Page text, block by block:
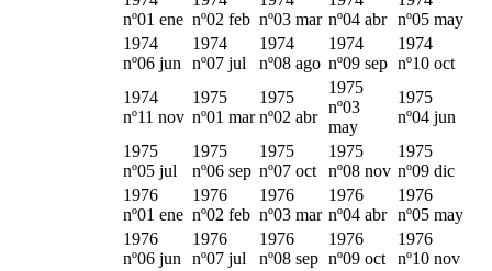
nº01 ene nº02 feb nº03 mar nº04 abr nº05 may
1974
nº06 jun
1974
nº07 jul
1974
nº08 ago
1974
nº09 sep
1974
nº10 oct
1974
nº11 nov
1975
nº01 mar
1975
nº02 abr
1975
nº03
may
1975
nº04 jun
1975
nº05 jul
1975
nº06 sep
1975
nº07 oct
1975
nº08 nov
1975
nº09 dic
1976
nº01 ene
1976
nº02 feb
1976
nº03 mar
1976
nº04 abr
1976
nº05 may
1976
nº06 jun
1976
nº07 jul
1976
nº08 sep
1976
nº09 oct
1976
nº10 nov